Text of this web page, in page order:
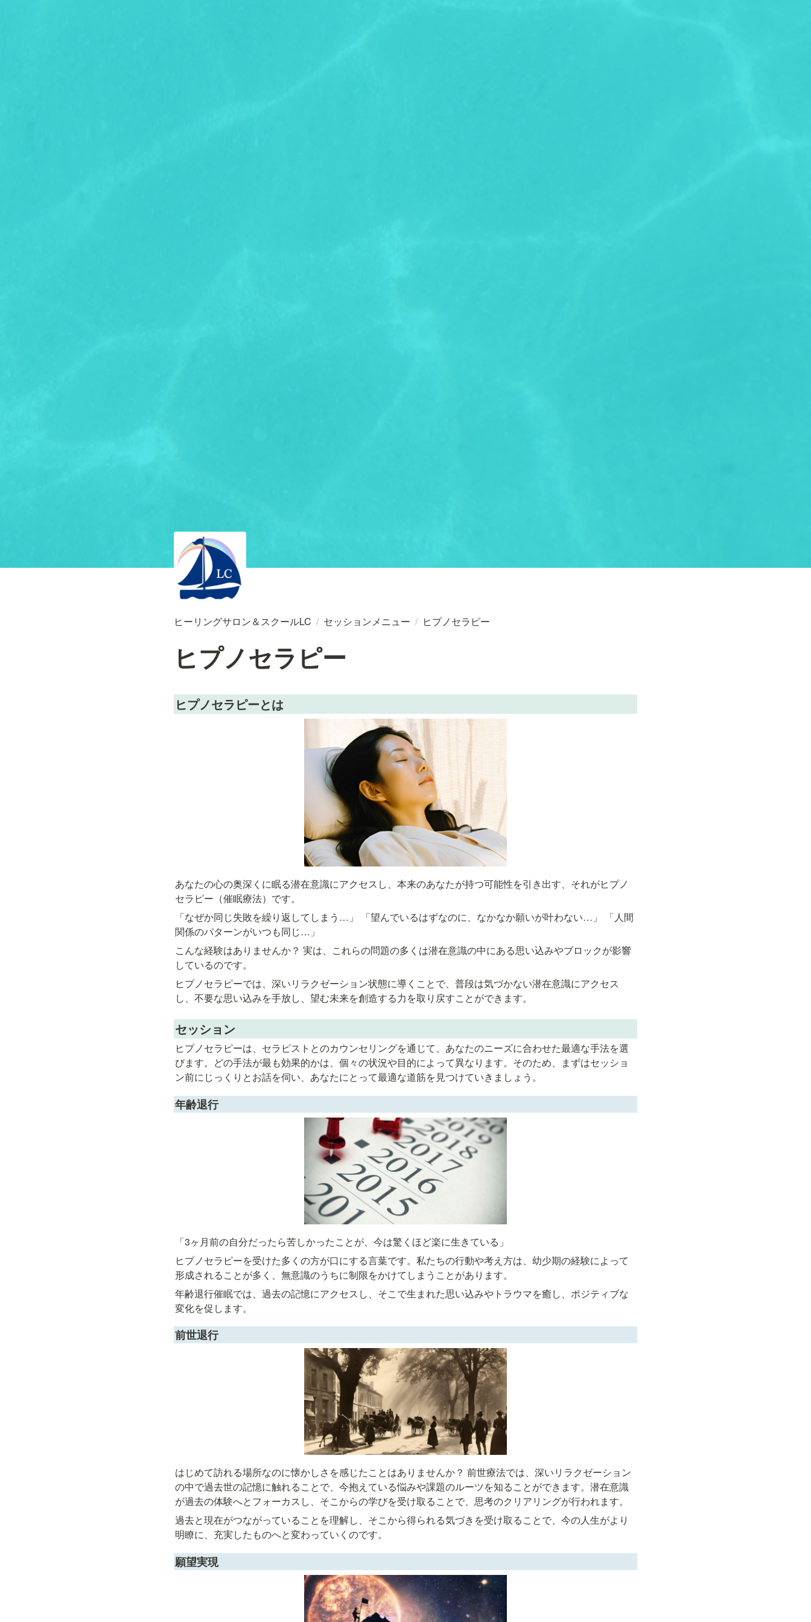
ヒーリングサロン＆スクールLC / セッションメニュー / ヒプノセラピー
ヒプノセラピー
ヒプノセラピーとは
あなたの心の奥深くに眠る潜在意識にアクセスし、本来のあなたが持つ可能性を引き出す、それがヒプノ
セラピー（催眠療法）です。
「なぜか同じ失敗を繰り返してしまう…」 「望んでいるはずなのに、なかなか願いが叶わない…」 「人間
関係のパターンがいつも同じ…」
こんな経験はありませんか？ 実は、これらの問題の多くは潜在意識の中にある思い込みやブロックが影響
しているのです。
ヒプノセラピーでは、深いリラクゼーション状態に導くことで、普段は気づかない潜在意識にアクセス
し、不要な思い込みを手放し、望む未来を創造する力を取り戻すことができます。
セッション
ヒプノセラピーは、セラピストとのカウンセリングを通じて、あなたのニーズに合わせた最適な手法を選
びます。どの手法が最も効果的かは、個々の状況や目的によって異なります。そのため、まずはセッショ
ン前にじっくりとお話を伺い、あなたにとって最適な道筋を見つけていきましょう。
年齢退行
「3ヶ月前の自分だったら苦しかったことが、今は驚くほど楽に生きている」
ヒプノセラピーを受けた多くの方が口にする言葉です。私たちの行動や考え方は、幼少期の経験によって
形成されることが多く、無意識のうちに制限をかけてしまうことがあります。
年齢退行催眠では、過去の記憶にアクセスし、そこで生まれた思い込みやトラウマを癒し、ポジティブな
変化を促します。
前世退行
はじめて訪れる場所なのに懐かしさを感じたことはありませんか？ 前世療法では、深いリラクゼーション
の中で過去世の記憶に触れることで、今抱えている悩みや課題のルーツを知ることができます。潜在意識
が過去の体験へとフォーカスし、そこからの学びを受け取ることで、思考のクリアリングが行われます。
過去と現在がつながっていることを理解し、そこから得られる気づきを受け取ることで、今の人生がより
明瞭に、充実したものへと変わっていくのです。
願望実現